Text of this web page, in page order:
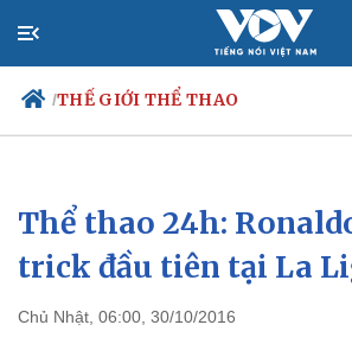
/THẾ GIỚI THỂ THAO
Chính trị
Đảng
Tổ chức nhân sự
Nhận diện sự thật
Xã hội
Tin 24h
Dự báo
Thể thao 24h:
trick đầu tiên tại La
Chủ Nhật, 06:00, 30/10/2016